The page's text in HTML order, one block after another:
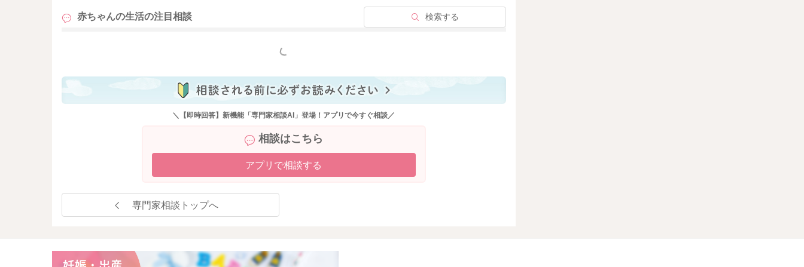
赤ちゃんの生活の注目相談 検索する
もっと見る
＼【即時回答】新機能「専門家相談AI」登場！アプリで今すぐ相談／
相談はこちら
アプリで相談する
専門家相談トップへ